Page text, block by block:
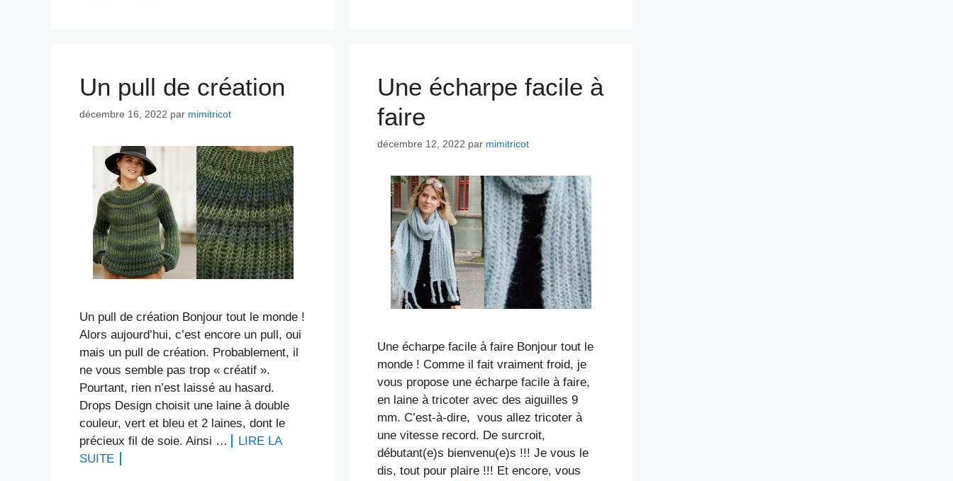
Un pull de création
décembre 16, 2022 par mimitricot
Un pull de création Bonjour tout le monde !
Alors aujourd’hui, c’est encore un pull, oui
mais un pull de création. Probablement, il
ne vous semble pas trop « créatif ».
Pourtant, rien n’est laissé au hasard.
Drops Design choisit une laine à double
couleur, vert et bleu et 2 laines, dont le
précieux fil de soie. Ainsi …
LIRE LA
SUITE
Une écharpe facile à
faire
décembre 12, 2022 par mimitricot
Une écharpe facile à faire Bonjour tout le
monde ! Comme il fait vraiment froid, je
vous propose une écharpe facile à faire,
en laine à tricoter avec des aiguilles 9
mm. C’est-à-dire, vous allez tricoter à
une vitesse record. De surcroit,
débutant(e)s bienvenu(e)s !!! Je vous le
dis, tout pour plaire !!! Et encore, vous